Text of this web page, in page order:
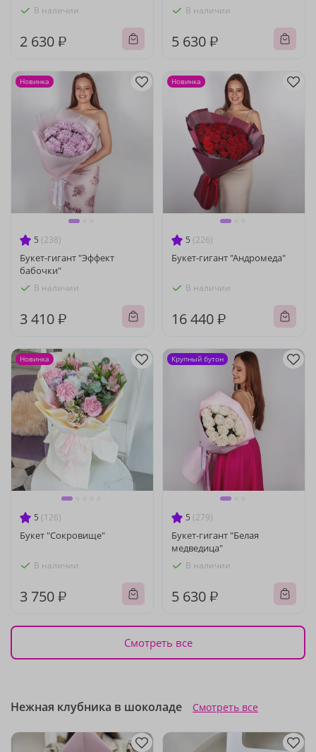
В наличии
2 630 ₽
В наличии
5 630 ₽
5 (238)
Букет-гигант "Эффект
бабочки"
В наличии
3 410 ₽
Новинка
5 (226)
Букет-гигант "Андромеда"
В наличии
16 440 ₽
Новинка
5 (126)
Букет "Сокровище"
В наличии
3 750 ₽
Новинка
5 (279)
Букет-гигант "Белая
медведица"
В наличии
5 630 ₽
Крупный бутон
Смотреть все
Нежная клубника в шоколаде Смотреть все